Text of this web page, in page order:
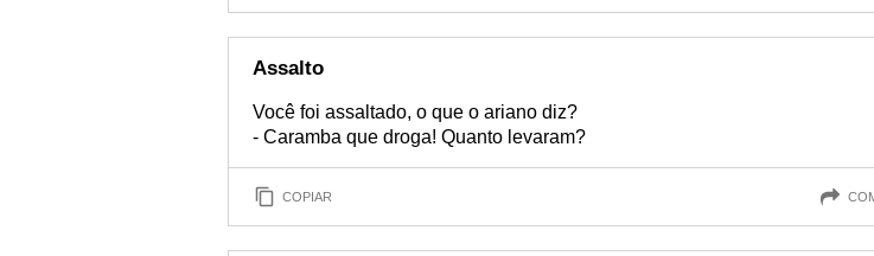
Assalto
Você foi assaltado, o que o ariano diz?
- Caramba que droga! Quanto levaram?
COPIAR